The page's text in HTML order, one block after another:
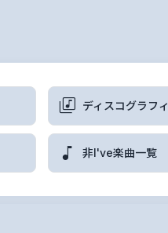
ディスコグラフィ
非I've楽曲一覧